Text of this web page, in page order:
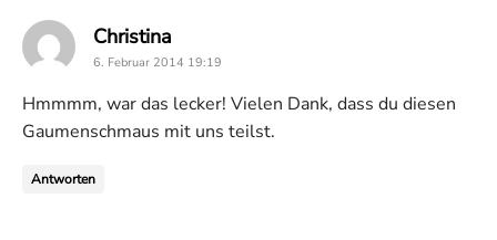
Christina
6. Februar 2014 19:19
Hmmmm, war das lecker! Vielen Dank, dass du diesen
Gaumenschmaus mit uns teilst.
Antworten